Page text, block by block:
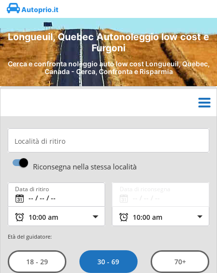
Autoprio.it
Longueuil, Quebec Autonoleggio low cost e
Furgoni
Cerca e confronta noleggio auto low cost Longueuil, Quebec,
Canada - Cerca, Confronta e Risparmia
Località di ritiro
Riconsegna nella stessa località
Data di ritiro
Età del guidatore:
18 - 29 30 - 69 70+